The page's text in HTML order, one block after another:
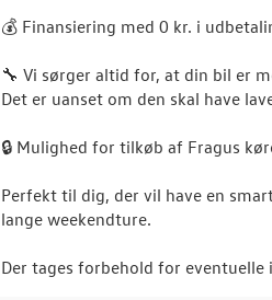
💰 Finansiering med 0 kr. i
🔧 Vi sørger altid for, at din bil er
Det er uanset om den skal have
🔒 Mulighed for tilkøb af Fragus
Perfekt til dig, der vil have en
lange weekendture.
Der tages forbehold for